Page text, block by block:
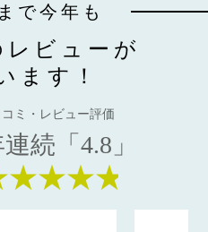
で今年も
ビューが
ます！
コミ・レビュー評価
続「4.8」